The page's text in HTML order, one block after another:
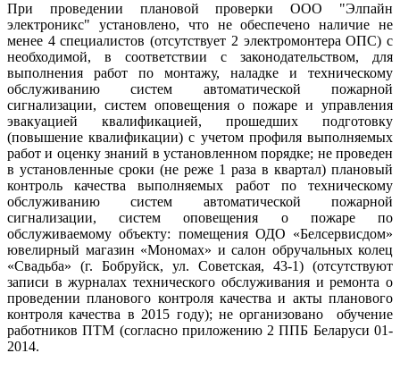
При проведении плановой проверки ООО "Элпайн
электроникс" установлено, что не обеспечено наличие не
менее 4 специалистов (отсутствует 2 электромонтера ОПС) с
необходимой, в соответствии с законодательством, для
выполнения работ по монтажу, наладке и техническому
обслуживанию систем автоматической пожарной
сигнализации, систем оповещения о пожаре и управления
эвакуацией квалификацией, прошедших подготовку
(повышение квалификации) с учетом профиля выполняемых
работ и оценку знаний в установленном порядке; не проведен
в установленные сроки (не реже 1 раза в квартал) плановый
контроль качества выполняемых работ по техническому
обслуживанию систем автоматической пожарной
сигнализации, систем оповещения о пожаре по
обслуживаемому объекту: помещения ОДО «Белсервисдом»
ювелирный магазин «Мономах» и салон обручальных колец
«Свадьба» (г. Бобруйск, ул. Советская, 43-1) (отсутствуют
записи в журналах технического обслуживания и ремонта о
проведении планового контроля качества и акты планового
контроля качества в 2015 году); не организовано обучение
работников ПТМ (согласно приложению 2 ППБ Беларуси 01-
2014.